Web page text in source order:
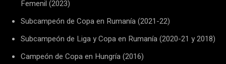
Femenil (2023)
Subcampeón de Copa en Rumanía (2021-22)
Subcampeón de Liga y Copa en Rumanía (2020-21 y 2018)
Campeón de Copa en Hungría (2016)